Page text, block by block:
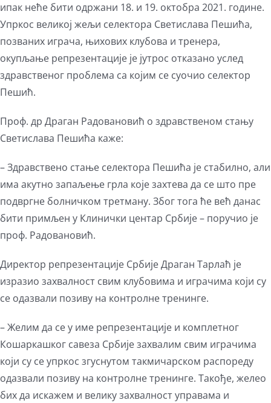
ипак неће бити одржани 18. и 19. октобра 2021. године.
Упркос великој жељи селектора Светислава Пешића,
позваних играча, њихових клубова и тренера,
окупљање репрезентације је јутрос отказано услед
здравственог проблема са којим се суочио селектор
Пешић.
Проф. др Драган Радовановић о здравственом стању
Светислава Пешића каже:
– Здравствено стање селектора Пешића је стабилно, али
има акутно запаљење грла које захтева да се што пре
подвргне болничком третману. Због тога ће већ данас
бити примљен у Клинички центар Србије – поручио је
проф. Радовановић.
Директор репрезентације Србије Драган Тарлаћ је
изразио захвалност свим клубовима и играчима који су
се одазвали позиву на контролне тренинге.
– Желим да се у име репрезентације и комплетног
Кошаркашког савеза Србије захвалим свим играчима
који су се упркос згуснутом такмичарском распореду
одазвали позиву на контролне тренинге. Такође, желео
бих да искажем и велику захвалност управама и